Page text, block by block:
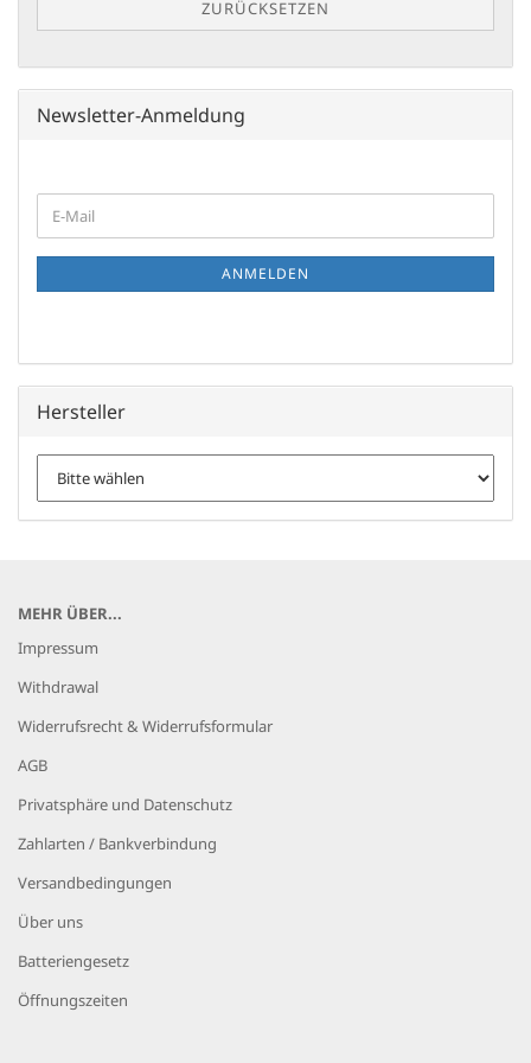
ZURÜCKSETZEN
Newsletter-Anmeldung
ZUR
NEWSLETTER-
E-
Mail
ANMELDEN
Hersteller
MEHR ÜBER...
Impressum
Withdrawal
Widerrufsrecht & Widerrufsformular
AGB
Privatsphäre und Datenschutz
Zahlarten / Bankverbindung
Versandbedingungen
Über uns
Batteriengesetz
Öffnungszeiten